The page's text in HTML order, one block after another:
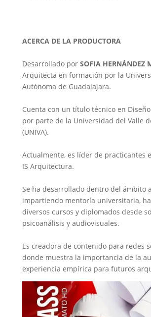
ACERCA DE LA PRODUCTORA
Desarrollado por SOFIA HERNÁNDEZ
Arquitecta en formación por la
Autónoma de Guadalajara.
Cuenta con un título técnico en
por parte de la Universidad del Valle
(UNIVA).
Actualmente, es líder de practicantes
IS Arquitectura.
Se ha desarrollado dentro del ámbito
impartiendo mentoría universitaria,
diversos cursos y diplomados desde
psicoanálisis y audiovisuales.
Es creadora de contenido para redes
donde muestra la importancia de la
experiencia empírica para futuros